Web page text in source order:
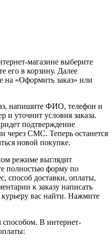
магазине выберите
его в корзину. Далее
на «Оформить заказ» или
напишите ФИО, телефон и
и уточнит условия заказа.
подтверждение
через СМС. Теперь останется
новой покупке.
режиме выглядит
полностью форму по
способ доставки, оплаты,
к заказу написать
вас найти. Нажмите
В интернет-